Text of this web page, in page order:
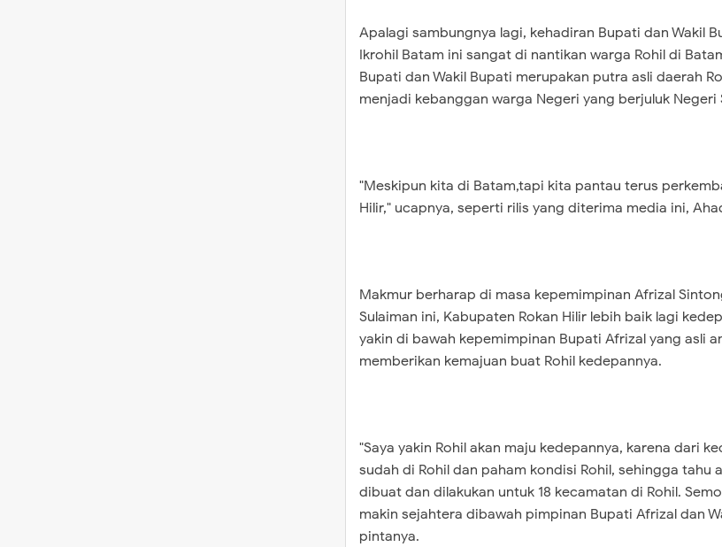
Apalagi sambungnya lagi, kehadiran Bupati dan Wakil
Ikrohil Batam ini sangat di nantikan warga Rohil di
Bupati dan Wakil Bupati merupakan putra asli daerah
menjadi kebanggan warga Negeri yang berjuluk Negeri
"Meskipun kita di Batam,tapi kita pantau terus
Hilir," ucapnya, seperti rilis yang diterima media ini,
Makmur berharap di masa kepemimpinan Afrizal
Sulaiman ini, Kabupaten Rokan Hilir lebih baik lagi
yakin di bawah kepemimpinan Bupati Afrizal yang asli
memberikan kemajuan buat Rohil kedepannya.
"Saya yakin Rohil akan maju kedepannya, karena dari
sudah di Rohil dan paham kondisi Rohil, sehingga tahu
dibuat dan dilakukan untuk 18 kecamatan di Rohil.
makin sejahtera dibawah pimpinan Bupati Afrizal dan
pintanya.